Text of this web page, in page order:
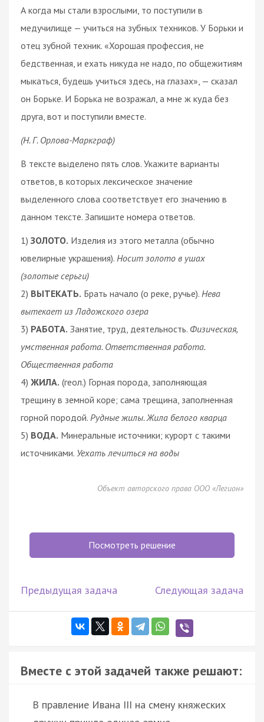
А когда мы стали взрослыми, то поступили в
медучилище — учиться на зубных техников. У Борьки и
отец зубной техник. «Хорошая профессия, не
бедственная, и ехать никуда не надо, по общежитиям
мыкаться, будешь учиться здесь, на глазах», — сказал
он Борьке. И Борька не возражал, а мне ж куда без
друга, вот и поступили вместе.
(Н. Г. Орлова-Маркграф)
В тексте выделено пять слов. Укажите варианты
ответов, в которых лексическое значение
выделенного слова соответствует его значению в
данном тексте. Запишите номера ответов.
1) ЗОЛОТО. Изделия из этого металла (обычно
ювелирные украшения). Носит золото в ушах
(золотые серьги)
2) ВЫТЕКАТЬ. Брать начало (о реке, ручье). Нева
вытекает из Ладожского озера
3) РАБОТА. Занятие, труд, деятельность. Физическая,
умственная работа. Ответственная работа.
Общественная работа
4) ЖИЛА. (геол.) Горная порода, заполняющая
трещину в земной коре; сама трещина, заполненная
горной породой. Рудные жилы. Жила белого кварца
5) ВОДА. Минеральные источники; курорт с такими
источниками. Уехать лечиться на воды
Объект авторского права ООО «Легион»
Посмотреть решение
Предыдущая задача Следующая задача
Вместе с этой задачей также решают:
В правление Ивана III на смену княжеских